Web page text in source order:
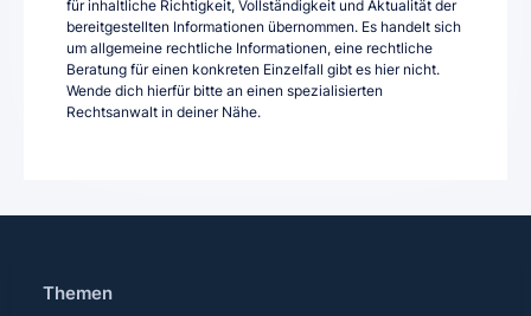
für inhaltliche Richtigkeit, Vollständigkeit und Aktualität der
bereitgestellten Informationen übernommen. Es handelt sich
um allgemeine rechtliche Informationen, eine rechtliche
Beratung für einen konkreten Einzelfall gibt es hier nicht.
Wende dich hierfür bitte an einen spezialisierten
Rechtsanwalt in deiner Nähe.
Themen